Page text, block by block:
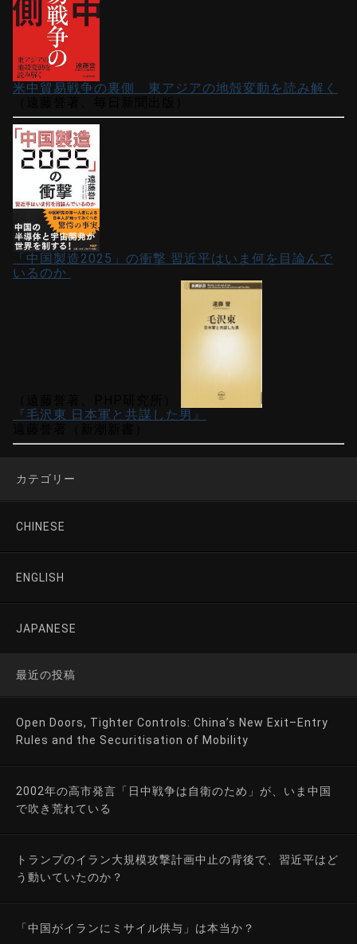
米中貿易戦争の裏側 東アジアの地殻変動を読み解く
「中国製造2025」の衝撃 習近平はいま何を目論んで
いるのか
『毛沢東 日本軍と共謀した男』
カテゴリー
CHINESE
ENGLISH
JAPANESE
最近の投稿
Open Doors, Tighter Controls: China’s New Exit–Entry
Rules and the Securitisation of Mobility
2002年の高市発言「日中戦争は自衛のため」が、いま中国
で吹き荒れている
トランプのイラン大規模攻撃計画中止の背後で、習近平はど
う動いていたのか？
「中国がイランにミサイル供与」は本当か？